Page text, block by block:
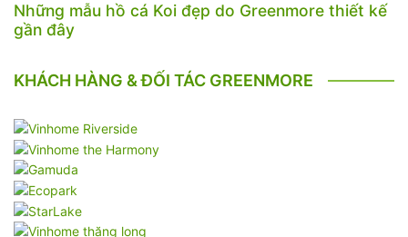
Những mẫu hồ cá Koi đẹp do Greenmore thiết kế
gần đây
KHÁCH HÀNG & ĐỐI TÁC GREENMORE